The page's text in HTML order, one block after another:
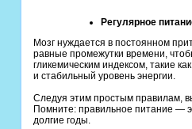
Регулярное
Мозг нуждается в постоянном
равные промежутки времени,
гликемическим индексом, такие
и стабильный уровень энергии.
Следуя этим простым правилам,
Помните: правильное питание —
долгие годы.